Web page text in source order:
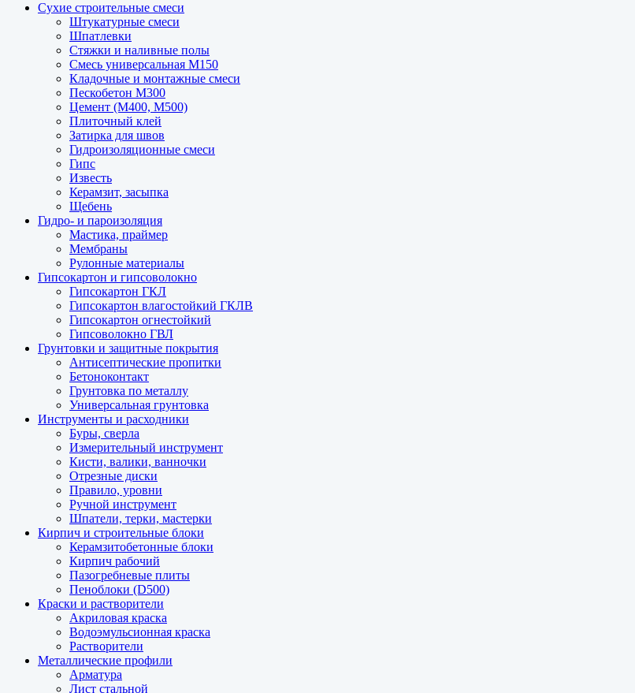
Сухие строительные смеси
Штукатурные смеси
Шпатлевки
Стяжки и наливные полы
Смесь универсальная М150
Кладочные и монтажные смеси
Пескобетон М300
Цемент (М400, М500)
Плиточный клей
Затирка для швов
Гидроизоляционные смеси
Гипс
Известь
Керамзит, засыпка
Щебень
Гидро- и пароизоляция
Мастика, праймер
Мембраны
Рулонные материалы
Гипсокартон и гипсоволокно
Гипсокартон ГКЛ
Гипсокартон влагостойкий ГКЛВ
Гипсокартон огнестойкий
Гипсоволокно ГВЛ
Грунтовки и защитные покрытия
Антисептические пропитки
Бетоноконтакт
Грунтовка по металлу
Универсальная грунтовка
Инструменты и расходники
Буры, сверла
Измерительный инструмент
Кисти, валики, ванночки
Отрезные диски
Правило, уровни
Ручной инструмент
Шпатели, терки, мастерки
Кирпич и строительные блоки
Керамзитобетонные блоки
Кирпич рабочий
Пазогребневые плиты
Пеноблоки (D500)
Краски и растворители
Акриловая краска
Водоэмульсионная краска
Растворители
Металлические профили
Арматура
Лист стальной